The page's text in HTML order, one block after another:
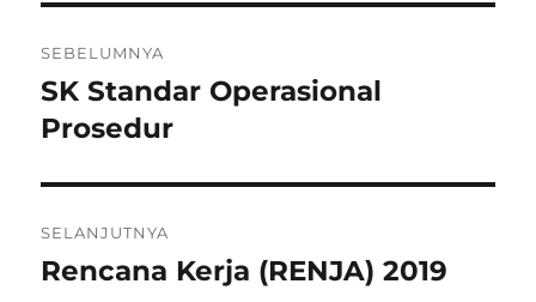
pos
SEBELUMNYA
Pos
sebelumnya:
SK Standar Operasional
Prosedur
SELANJUTNYA
Pos
Rencana Kerja (RENJA) 2019